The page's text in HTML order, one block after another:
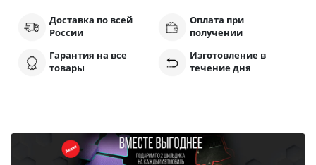
Доставка по всей
России
Оплата при
получении
Гарантия на все
товары
Изготовление в
течение дня